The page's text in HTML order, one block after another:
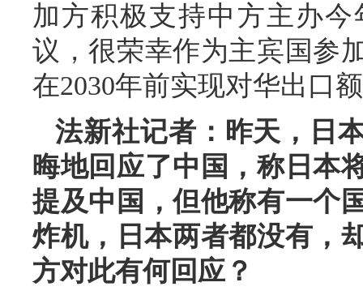
加方积极支持中方主办
议，很荣幸作为主宾国参
在2030年前实现对华出口
法新社记者：昨天，日
晦地回应了中国，称日本
提及中国，但他称有一个
炸机，日本两者都没有，
方对此有何回应？